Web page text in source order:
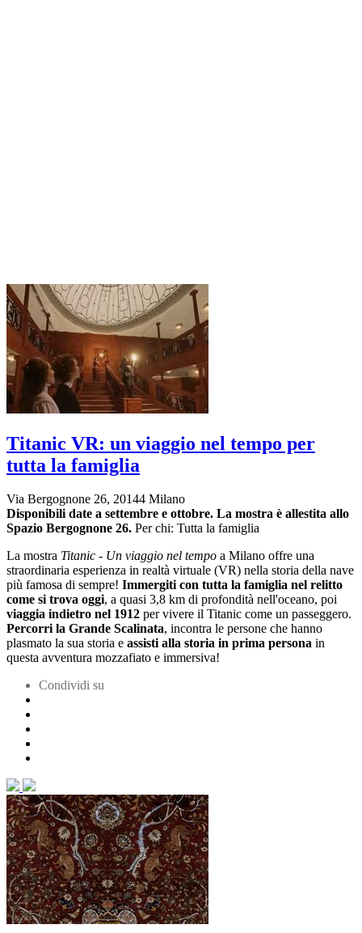
Titanic VR: un viaggio nel tempo per
tutta la famiglia
Via Bergognone 26, 20144 Milano
Disponibili date a settembre e ottobre. La mostra è allestita allo
Spazio Bergognone 26. Per chi: Tutta la famiglia
La mostra Titanic - Un viaggio nel tempo a Milano offre una
straordinaria esperienza in realtà virtuale (VR) nella storia della nave
più famosa di sempre! Immergiti con tutta la famiglia nel relitto
come si trova oggi, a quasi 3,8 km di profondità nell'oceano, poi
viaggia indietro nel 1912 per vivere il Titanic come un passeggero.
Percorri la Grande Scalinata, incontra le persone che hanno
plasmato la sua storia e assisti alla storia in prima persona in
questa avventura mozzafiato e immersiva!
Condividi su